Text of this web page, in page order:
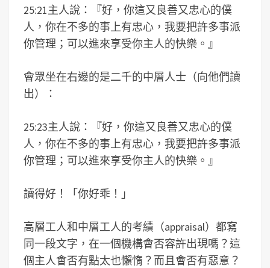
25:21主人說：『好，你這又良善又忠心的僕
人，你在不多的事上有忠心，我要把許多事派
你管理；可以進來享受你主人的快樂。』
會眾坐在右邊的是二千的中層人士（向他們讀
出）：
25:23主人說：『好，你這又良善又忠心的僕
人，你在不多的事上有忠心，我要把許多事派
你管理；可以進來享受你主人的快樂。』
讀得好！「你好乖！」
高層工人和中層工人的考績（appraisal）都寫
同一段文字，在一個機構會否容許出現嗎？這
個主人會否有點太也懶惰？而且會否有惡意？